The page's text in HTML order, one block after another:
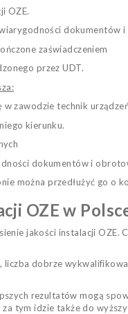
OZE.
dokumentów
zaświadczeniem
przez UDT.
zawodzie technik
kierunku.
dokumentów i
można przedłużyć go o
OZE w
jakości instalacji
liczba dobrze
rezultatów mogą
tym idzie także do